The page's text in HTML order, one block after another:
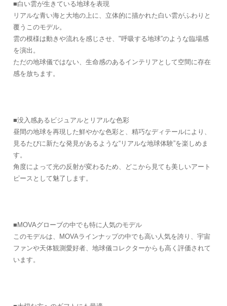
■白い雲が生きている地球を表現
リアルな青い海と大地の上に、立体的に描かれた白い雲がふわりと
覆うこのモデル。
雲の模様は動きや流れを感じさせ、"呼吸する地球”のような臨場感
を演出。
ただの地球儀ではない、生命感のあるインテリアとして空間に存在
感を放ちます。
■没入感あるビジュアルとリアルな色彩
昼間の地球を再現した鮮やかな色彩と、精巧なディテールにより、
見るたびに新たな発見があるような“リアルな地球体験”を楽しめま
す。
角度によって光の反射が変わるため、どこから見ても美しいアート
ピースとして魅了します。
■MOVAグローブの中でも特に人気のモデル
このモデルは、MOVAラインナップの中でも高い人気を誇り、宇宙
ファンや天体観測愛好者、地球儀コレクターからも高く評価されて
います。